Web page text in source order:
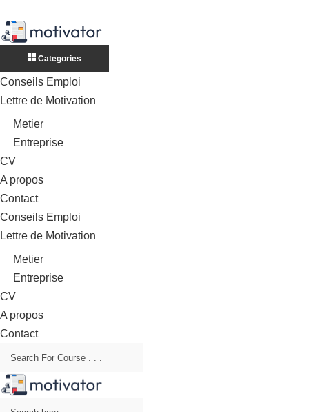
Categories
Conseils Emploi
Lettre de Motivation
Metier
Entreprise
CV
A propos
Contact
Conseils Emploi
Lettre de Motivation
Metier
Entreprise
CV
A propos
Contact